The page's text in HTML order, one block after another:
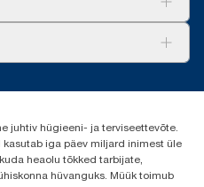
vald
juhtiv hügieeni- ja terviseettevõte.
iga päev miljard inimest üle
heaolu tõkked tarbijate,
hüvanguks. Müük toimub